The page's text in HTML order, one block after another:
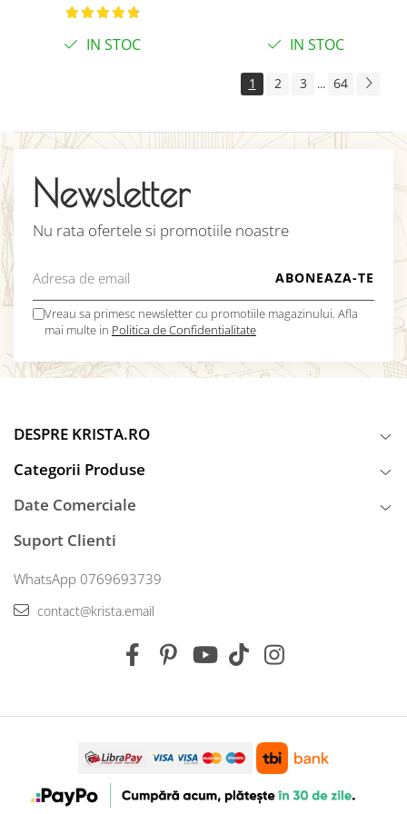
IN STOC IN STOC
1 2 3 ... 64
Newsletter
Nu rata ofertele si promotiile noastre
Vreau sa primesc newsletter cu promotiile magazinului. Afla
mai multe in Politica de Confidentialitate
DESPRE KRISTA.RO
Categorii Produse
Date Comerciale
Suport Clienti
WhatsApp 0769693739
contact@krista.email